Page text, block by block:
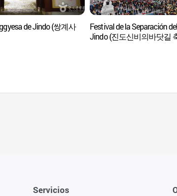
de Jindo (쌍계사
Festival de la Separación
Jindo (진도신비의바닷길
Servicios